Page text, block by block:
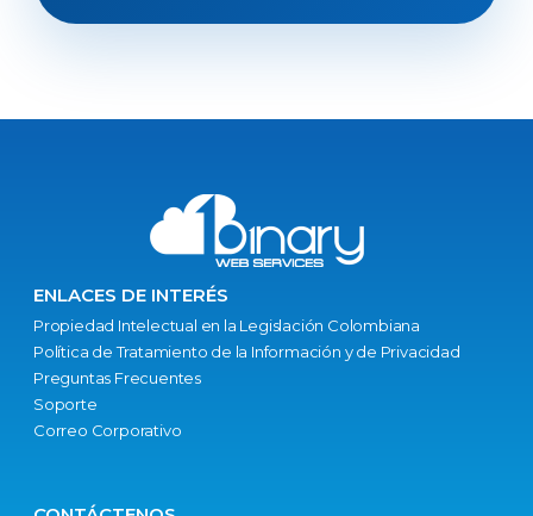
ENLACES DE INTERÉS
Propiedad Intelectual en la Legislación Colombiana
Política de Tratamiento de la Información y de Privacidad
Preguntas Frecuentes
Soporte
Correo Corporativo